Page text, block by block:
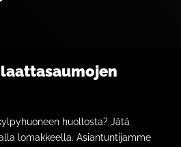
huollosta? Jätä
lomakkeella. Asiantuntijamme